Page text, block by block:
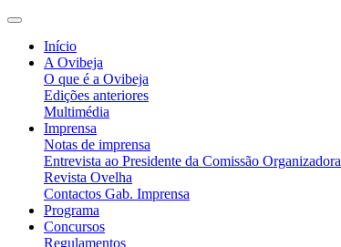
Início
A Ovibeja
O que é a Ovibeja
Edições anteriores
Multimédia
Imprensa
Notas de imprensa
Entrevista ao Presidente da Comissão Organizadora
Revista Ovelha
Contactos Gab. Imprensa
Programa
Concursos
Regulamentos